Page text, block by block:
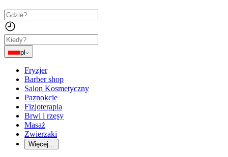
pl
Fryzjer
Barber shop
Salon Kosmetyczny
Paznokcie
Fizjoterapia
Brwi i rzęsy
Masaż
Zwierzaki
Więcej...